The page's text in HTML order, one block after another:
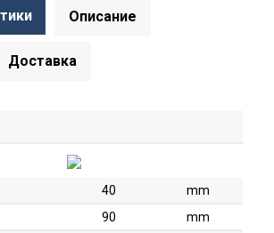
Описание
Доставка
40
mm
90
mm